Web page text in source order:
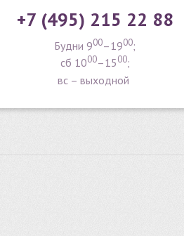
+7 (495) 215 22 88
Будни 900–1900;
сб 1000–1500;
вс – выходной